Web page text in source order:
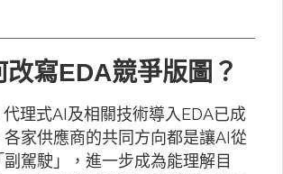
寫EDA競爭版圖？
理式AI及相關技術導入EDA已成
家供應商的共同方向都是讓AI從
駕駛」，進一步成為能理解目